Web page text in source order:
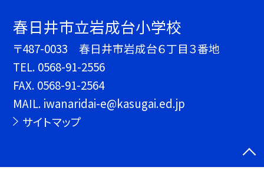
春日井市立岩成台小学校
〒487-0033 春日井市岩成台６丁目３番地
TEL. 0568-91-2556
FAX. 0568-91-2564
MAIL. iwanaridai-e@kasugai.ed.jp
サイトマップ